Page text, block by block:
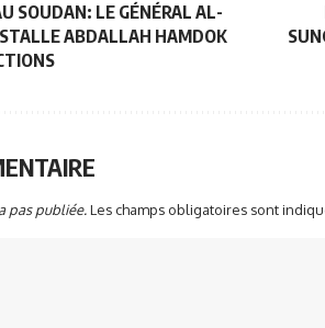
SOUDAN: LE GÉNÉRAL AL-
ABDALLAH HAMDOK
pas publiée.Les champs obligatoires sont